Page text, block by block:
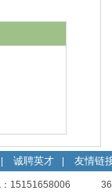
诚聘英才 友情链
：15151658006